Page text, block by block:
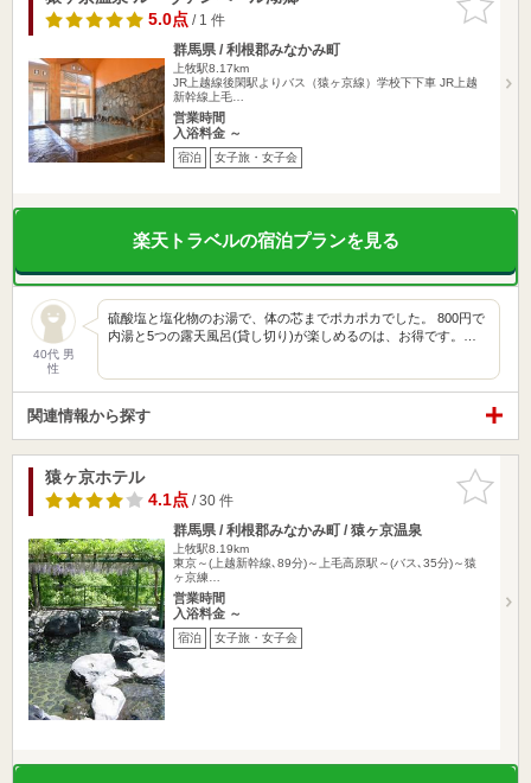
りに追加
5.0点/ 1 件
群馬県 / 利根郡みなかみ町
上牧駅8.17km
JR上越線後閑駅よりバス（猿ヶ京線）学校下下車 JR上越
新幹線上毛…
営業時間
入浴料金 ～
宿泊 女子旅・女子会
楽天トラベルの宿泊プランを見る
40代 男
性
硫酸塩と塩化物のお湯で、体の芯までポカポカでした。 800円で
内湯と5つの露天風呂(貸し切り)が楽しめるのは、お得です。…
関連情報から探す
お気に入
りに追加
猿ヶ京ホテル
4.1点/ 30 件
群馬県 / 利根郡みなかみ町 / 猿ヶ京温泉
上牧駅8.19km
東京～(上越新幹線､89分)～上毛高原駅～(バス､35分)～猿
ヶ京練…
営業時間
入浴料金 ～
宿泊 女子旅・女子会